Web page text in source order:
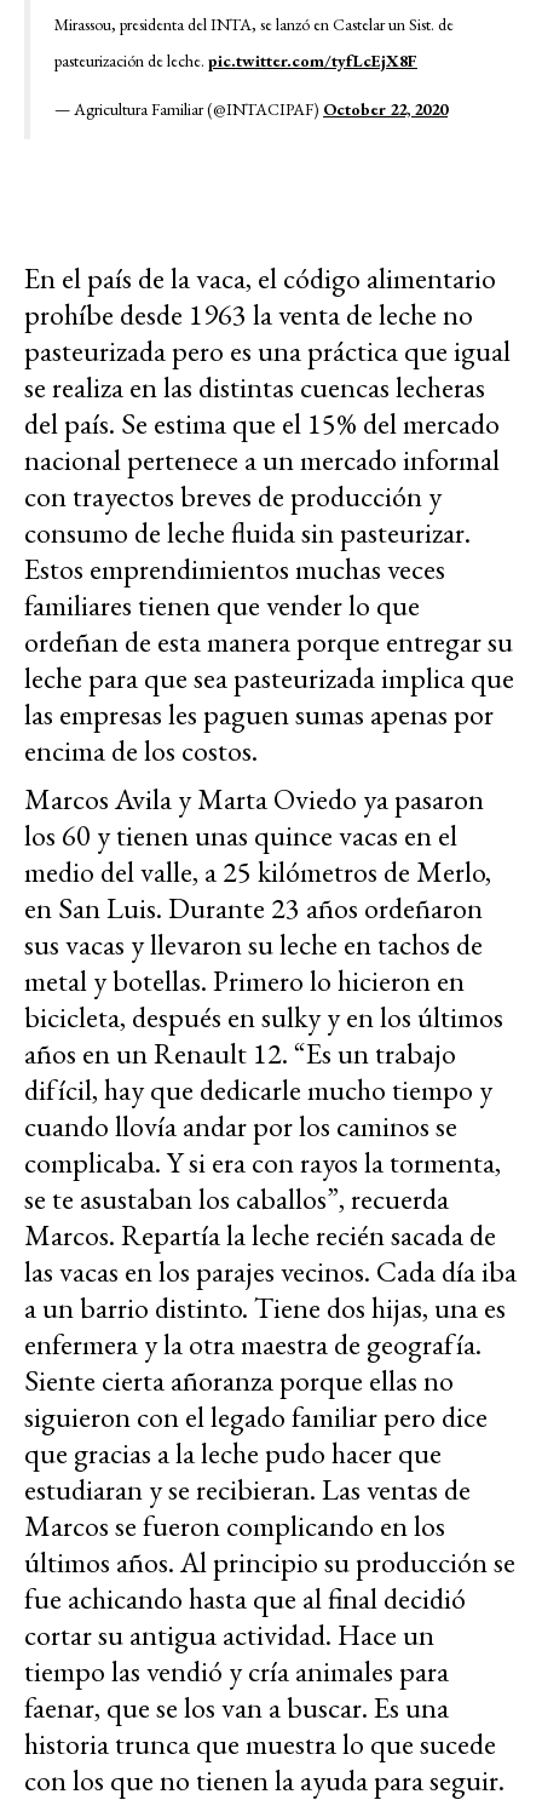
Mirassou, presidenta del INTA, se lanzó en Castelar un Sist. de
pasteurización de leche. pic.twitter.com/tyfLcEjX8F
— Agricultura Familiar (@INTACIPAF) October 22, 2020
En el país de la vaca, el código alimentario
prohíbe desde 1963 la venta de leche no
pasteurizada pero es una práctica que igual
se realiza en las distintas cuencas lecheras
del país. Se estima que el 15% del mercado
nacional pertenece a un mercado informal
con trayectos breves de producción y
consumo de leche fluida sin pasteurizar.
Estos emprendimientos muchas veces
familiares tienen que vender lo que
ordeñan de esta manera porque entregar su
leche para que sea pasteurizada implica que
las empresas les paguen sumas apenas por
encima de los costos.
Marcos Avila y Marta Oviedo ya pasaron
los 60 y tienen unas quince vacas en el
medio del valle, a 25 kilómetros de Merlo,
en San Luis. Durante 23 años ordeñaron
sus vacas y llevaron su leche en tachos de
metal y botellas. Primero lo hicieron en
bicicleta, después en sulky y en los últimos
años en un Renault 12. “Es un trabajo
difícil, hay que dedicarle mucho tiempo y
cuando llovía andar por los caminos se
complicaba. Y si era con rayos la tormenta,
se te asustaban los caballos”, recuerda
Marcos. Repartía la leche recién sacada de
las vacas en los parajes vecinos. Cada día iba
a un barrio distinto. Tiene dos hijas, una es
enfermera y la otra maestra de geografía.
Siente cierta añoranza porque ellas no
siguieron con el legado familiar pero dice
que gracias a la leche pudo hacer que
estudiaran y se recibieran. Las ventas de
Marcos se fueron complicando en los
últimos años. Al principio su producción se
fue achicando hasta que al final decidió
cortar su antigua actividad. Hace un
tiempo las vendió y cría animales para
faenar, que se los van a buscar. Es una
historia trunca que muestra lo que sucede
con los que no tienen la ayuda para seguir.